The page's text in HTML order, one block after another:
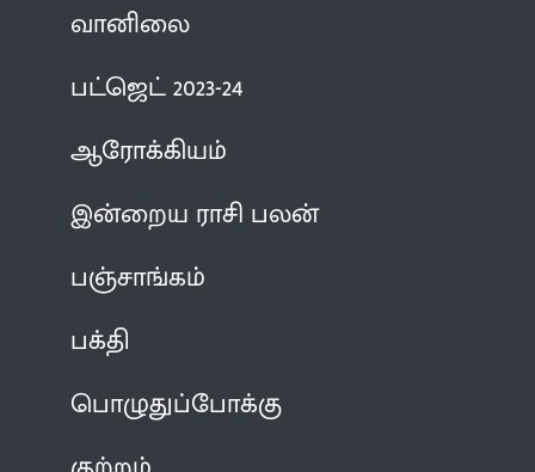
வானிலை
பட்ஜெட் 2023-24
ஆரோக்கியம்
இன்றைய ராசி பலன்
பஞ்சாங்கம்
பக்தி
பொழுதுப்போக்கு